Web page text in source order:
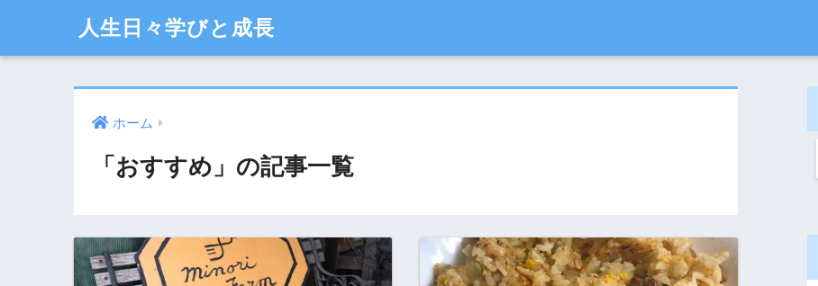
人生日々学びと成長
ホーム
「おすすめ」の記事一覧